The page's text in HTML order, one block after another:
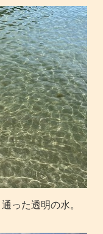
った透明の水。